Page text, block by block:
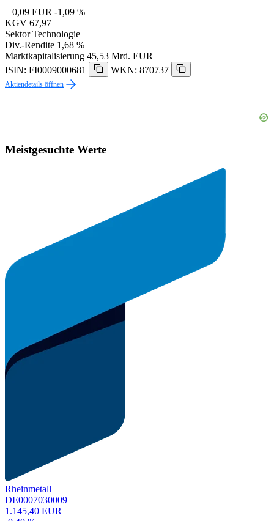
– 0,09 EUR -1,09 %
KGV 67,97
Sektor Technologie
Div.-Rendite 1,68 %
Marktkapitalisierung 45,53 Mrd. EUR
ISIN: FI0009000681
WKN: 870737
Aktiendetails öffnen
Meistgesuchte Werte
Rheinmetall
DE0007030009
1.145,40 EUR